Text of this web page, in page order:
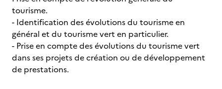
tourisme.
- Identification des évolutions du tourisme en
général et du tourisme vert en particulier.
- Prise en compte des évolutions du tourisme vert
dans ses projets de création ou de développement
de prestations.